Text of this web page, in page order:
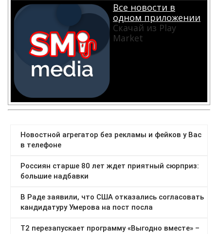
Все новости в
одном приложении
Скачай из Play
Market